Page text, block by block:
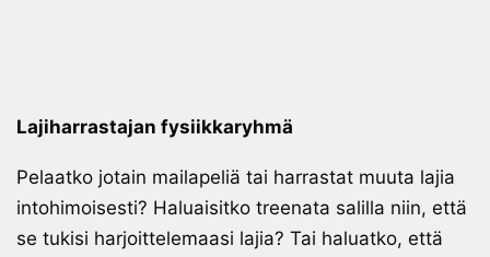
Lajiharrastajan fysiikkaryhmä
Pelaatko jotain mailapeliä tai harrastat muuta lajia
intohimoisesti? Haluaisitko treenata salilla niin, että
se tukisi harjoittelemaasi lajia? Tai haluatko, että